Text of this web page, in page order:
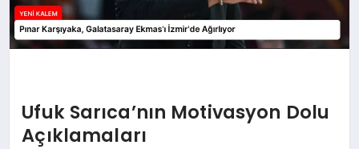
Ufuk Sarıca’nın Motivasyon Dolu
Açıklamaları